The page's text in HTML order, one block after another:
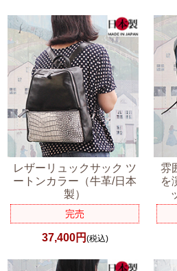
レザーリュックサック ツ
ートンカラー（牛革/日本
製）
完売
37,400円 (税込)
雰
を